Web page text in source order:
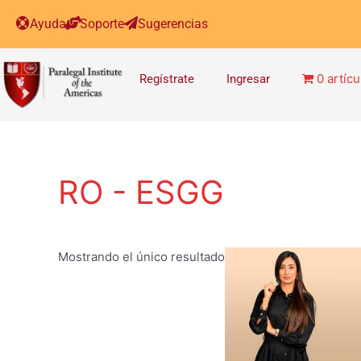
Ayuda Soporte Sugerencias
Regístrate Ingresar 0
RO - ESGG
Mostrando el único resultado